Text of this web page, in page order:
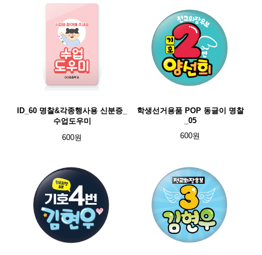
ID_60 명찰&각종행사용 신분증_
수업도우미
600원
학생선거용품 POP 동글이 명찰
_05
600원